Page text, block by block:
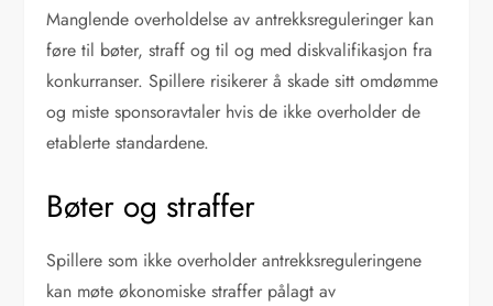
Manglende overholdelse av antrekksreguleringer kan
føre til bøter, straff og til og med diskvalifikasjon fra
konkurranser. Spillere risikerer å skade sitt omdømme
og miste sponsoravtaler hvis de ikke overholder de
etablerte standardene.
Bøter og straffer
Spillere som ikke overholder antrekksreguleringene
kan møte økonomiske straffer pålagt av